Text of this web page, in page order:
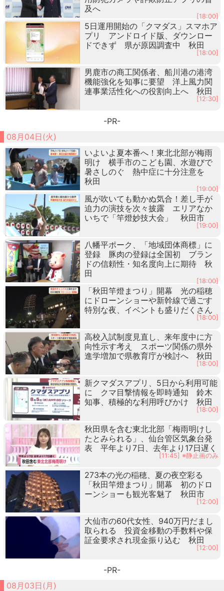
及へ
[18:00]
5日運用開始の「クマダス」スマホア
プリ アンドロイド版、ダウンロー
ドできず 県が原因調査中 秋田
[18:00]
男鹿市の商工関係者、船川港の港湾
機能強化を知事に要望 洋上風力関
連事業活性化への役割向上へ 秋田
[12:30]
-PR-
08月04日(火)
いよいよ夏本番へ！東北北部が梅雨
明け 横手市のこども園、水遊びで
暑さしのぐ 熱中症に十分注意を
秋田
[19:00]
風が吹いても動かぬ気合！差し手が
迫力の演技を次々披露 エリアなか
いちで「竿燈妙技大会」 秋田市
[19:00]
八幡平ポーク、「地域団体商標」に
登録 豚肉の登録は全国初 ブラン
ドの信頼性・知名度向上に期待 秋
田
[18:00]
「秋田竿燈まつり」開幕 光の稲穂
にドローンショーや新幹線で過ごす
特別な夜、イベントも盛りだくさん
[18:00]
高校入試制度見直し、来年度中に方
向性示す考え スポーツ関係の県外
進学増加で県教育庁が検討へ 秋田
[18:00]
新クマダスアプリ、5日から利用可能
に クマ目撃情報を即時通知 鈴木
知事、積極的な利用呼びかけ 秋田
[18:00]
秋田県を含む東北北部「梅雨明けし
たとみられる」、仙台管区気象台発
表 平年より7日、去年より17日遅く
[11:45] ※静止画のみ
273本の光の稲穂、夏の夜空彩る
「秋田竿燈まつり」開幕 初のドロ
ーンショーも観光客魅了 秋田市
[12:00]
大仙市の60代女性、940万円だまし
取られる 投資金移動の手数料や保
証金要求され現金振り込む 秋田
[12:00]
-PR-
08月03日(月)